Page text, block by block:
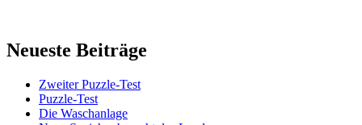
Neueste Beiträge
Zweiter Puzzle-Test
Puzzle-Test
Die Waschanlage